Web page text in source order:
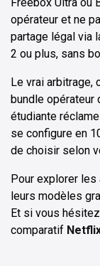
opérateur et ne
partage légal via
2 ou plus, sans
Le vrai arbitrage,
bundle opérateur
étudiante
se configure en
de choisir selon
Pour explorer
leurs modèles
Et si vous
comparatif